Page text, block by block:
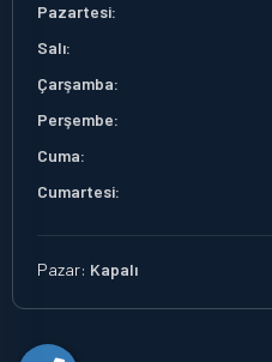
Pazartesi:
Salı:
Çarşamba:
Perşembe:
Cuma:
Cumartesi:
Pazar: Kapalı